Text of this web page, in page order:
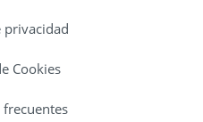
privacidad
Cookies
frecuentes